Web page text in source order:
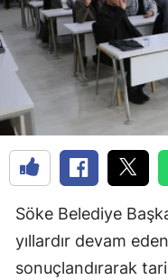
Söke Belediye
yıllardır devam eden
sonuçlandırarak